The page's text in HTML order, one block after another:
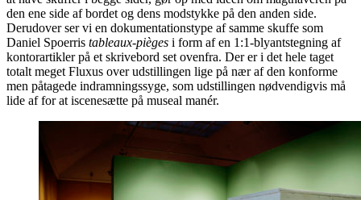
den ene side af bordet og dens modstykke på den anden side.
Derudover ser vi en dokumentationstype af samme skuffe som
Daniel Spoerris tableaux-pièges i form af en 1:1-blyantstegning af
kontorartikler på et skrivebord set ovenfra. Der er i det hele taget
totalt meget Fluxus over udstillingen lige på nær af den konforme
men påtagede indramningssyge, som udstillingen nødvendigvis må
lide af for at iscenesætte på museal manér.